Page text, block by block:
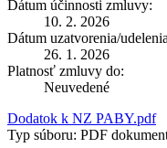
Dátum účinnosti zmluvy:
10. 2. 2026
Dátum uzatvorenia/
26. 1. 2026
Platnosť zmluvy do:
Neuvedené
Dodatok k NZ PABY.pdf
Typ súboru: PDF